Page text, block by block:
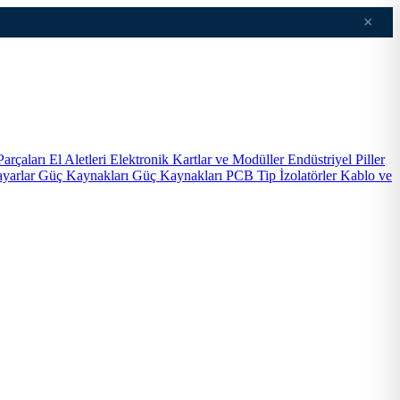
×
El Aletleri Elektronik Kartlar ve ModüllerEndüstriyel Piller
Güç Kaynakları Güç Kaynakları PCB Tip İzolatörlerKablo ve